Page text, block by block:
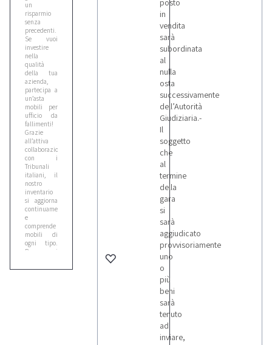
un
risparmio
senza
precedenti.
Se vuoi
investire
nella
qualità
della tua
azienda,
partecipa a
un’asta
mobili per
ufficio da
fallimenti!
Grazie
all’attiva
collaborazione
con i
Tribunali
italiani, il
nostro
inventario
si aggiorna
continuamente
e
comprende
mobili di
ogni tipo.
Per ogni
troverai una
posto
in
vendita
sarà
subordinata
al
nulla
osta
successivamente
dell’Autorità
Giudiziaria.-
Il
soggetto
che
al
termine
della
gara
si
sarà
aggiudicato
provvisoriamente
uno
o
più
beni
sarà
tenuto
ad
inviare,